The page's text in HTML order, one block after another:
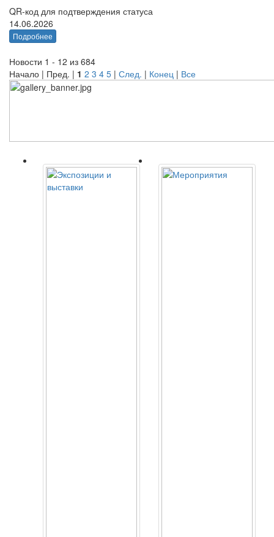
QR-код для подтверждения статуса
14.06.2026
Подробнее
Новости 1 - 12 из 684
Начало | Пред. | 1 2 3 4 5 | След. | Конец | Все